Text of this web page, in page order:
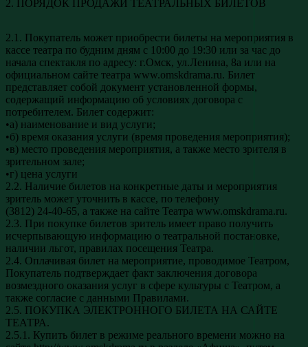
2. ПОРЯДОК ПРОДАЖИ ТЕАТРАЛЬНЫХ БИЛЕТОВ
2.1. Покупатель может приобрести билеты на мероприятия в
кассе театра по будним дням с 10:00 до 19:30 или за час до
начала спектакля по адресу: г.Омск, ул.Ленина, 8а или на
официальном сайте театра www.omskdrama.ru. Билет
представляет собой документ установленной формы,
содержащий информацию об условиях договора с
потребителем. Билет содержит:
•а) наименование и вид услуги;
•б) время оказания услуги (время проведения мероприятия);
•в) место проведения мероприятия, а также место зрителя в
зрительном зале;
•г) цена услуги
2.2. Наличие билетов на конкретные даты и мероприятия
зритель может уточнить в кассе, по телефону
(3812) 24-40-65, а также на сайте Театра www.omskdrama.ru.
2.3. При покупке билетов зритель имеет право получить
исчерпывающую информацию о театральной постановке,
наличии льгот, правилах посещения Театра.
2.4. Оплачивая билет на мероприятие, проводимое Театром,
Покупатель подтверждает факт заключения договора
возмездного оказания услуг в сфере культуры с Театром, а
также согласие с данными Правилами.
2.5. ПОКУПКА ЭЛЕКТРОННОГО БИЛЕТА НА САЙТЕ
ТЕАТРА.
2.5.1. Купить билет в режиме реального времени можно на